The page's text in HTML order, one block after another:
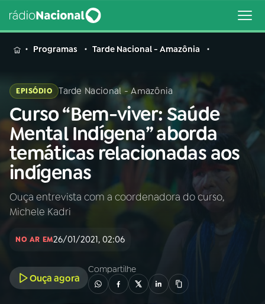
MENU
Buscar
na
Rádio
Nacional
Buscar
01 INÍCIO
PROGRAMAÇÃO
Programas Tarde Nacional - Amazônia
EPISÓDIO Tarde Nacional - Amazônia
Curso “Bem-viver: Saúde
Mental Indígena” aborda
temáticas relacionadas aos
indígenas
Ouça entrevista com a coordenadora do curso,
Michele Kadri
NO AR EM26/01/2021, 02:06
Ouça agora
Compartilhe